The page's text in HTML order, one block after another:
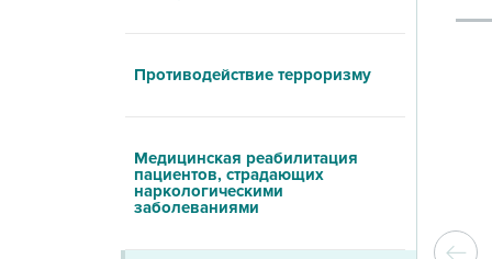
Противодействие терроризму
Медицинская реабилитация
пациентов, страдающих
наркологическими
заболеваниями